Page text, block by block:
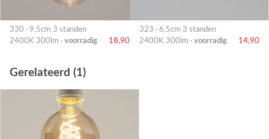
330 · 9,5cm 3 standen
2400K 300lm · voorradig 18,90
323 · 6,5cm 3 standen
2400K 300lm · voorradig 14,90
Gerelateerd (1)